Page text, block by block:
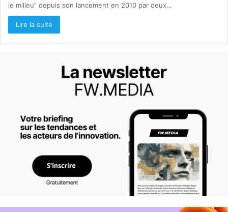
le milieu” depuis son lancement en 2010 par deux…
Lire la suite